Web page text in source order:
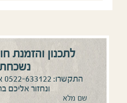
לתכנון והזמנת
התקשרו: 0522-633122
ונחזור אליכם
שם מלא